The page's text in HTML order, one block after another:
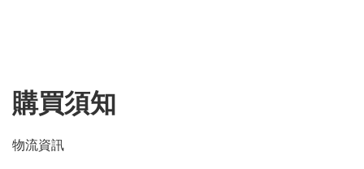
購買須知
物流資訊